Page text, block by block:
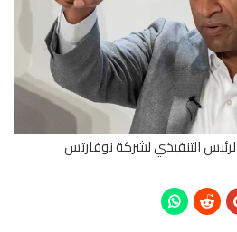
التنفيذي لشركة نوفارتس